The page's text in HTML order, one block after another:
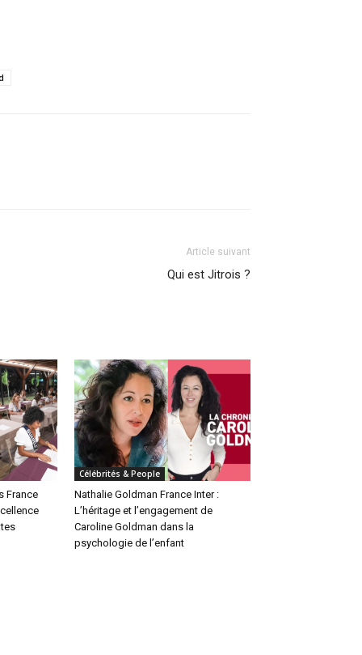
Article suivant
Qui est Jitrois ?
France
Célébrités & People
Nathalie Goldman France Inter :
L’héritage et l’engagement de
Caroline Goldman dans la
psychologie de l’enfant